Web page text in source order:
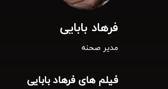
فرهاد بابایی
مدیر صحنه
فیلم های فرهاد بابایی